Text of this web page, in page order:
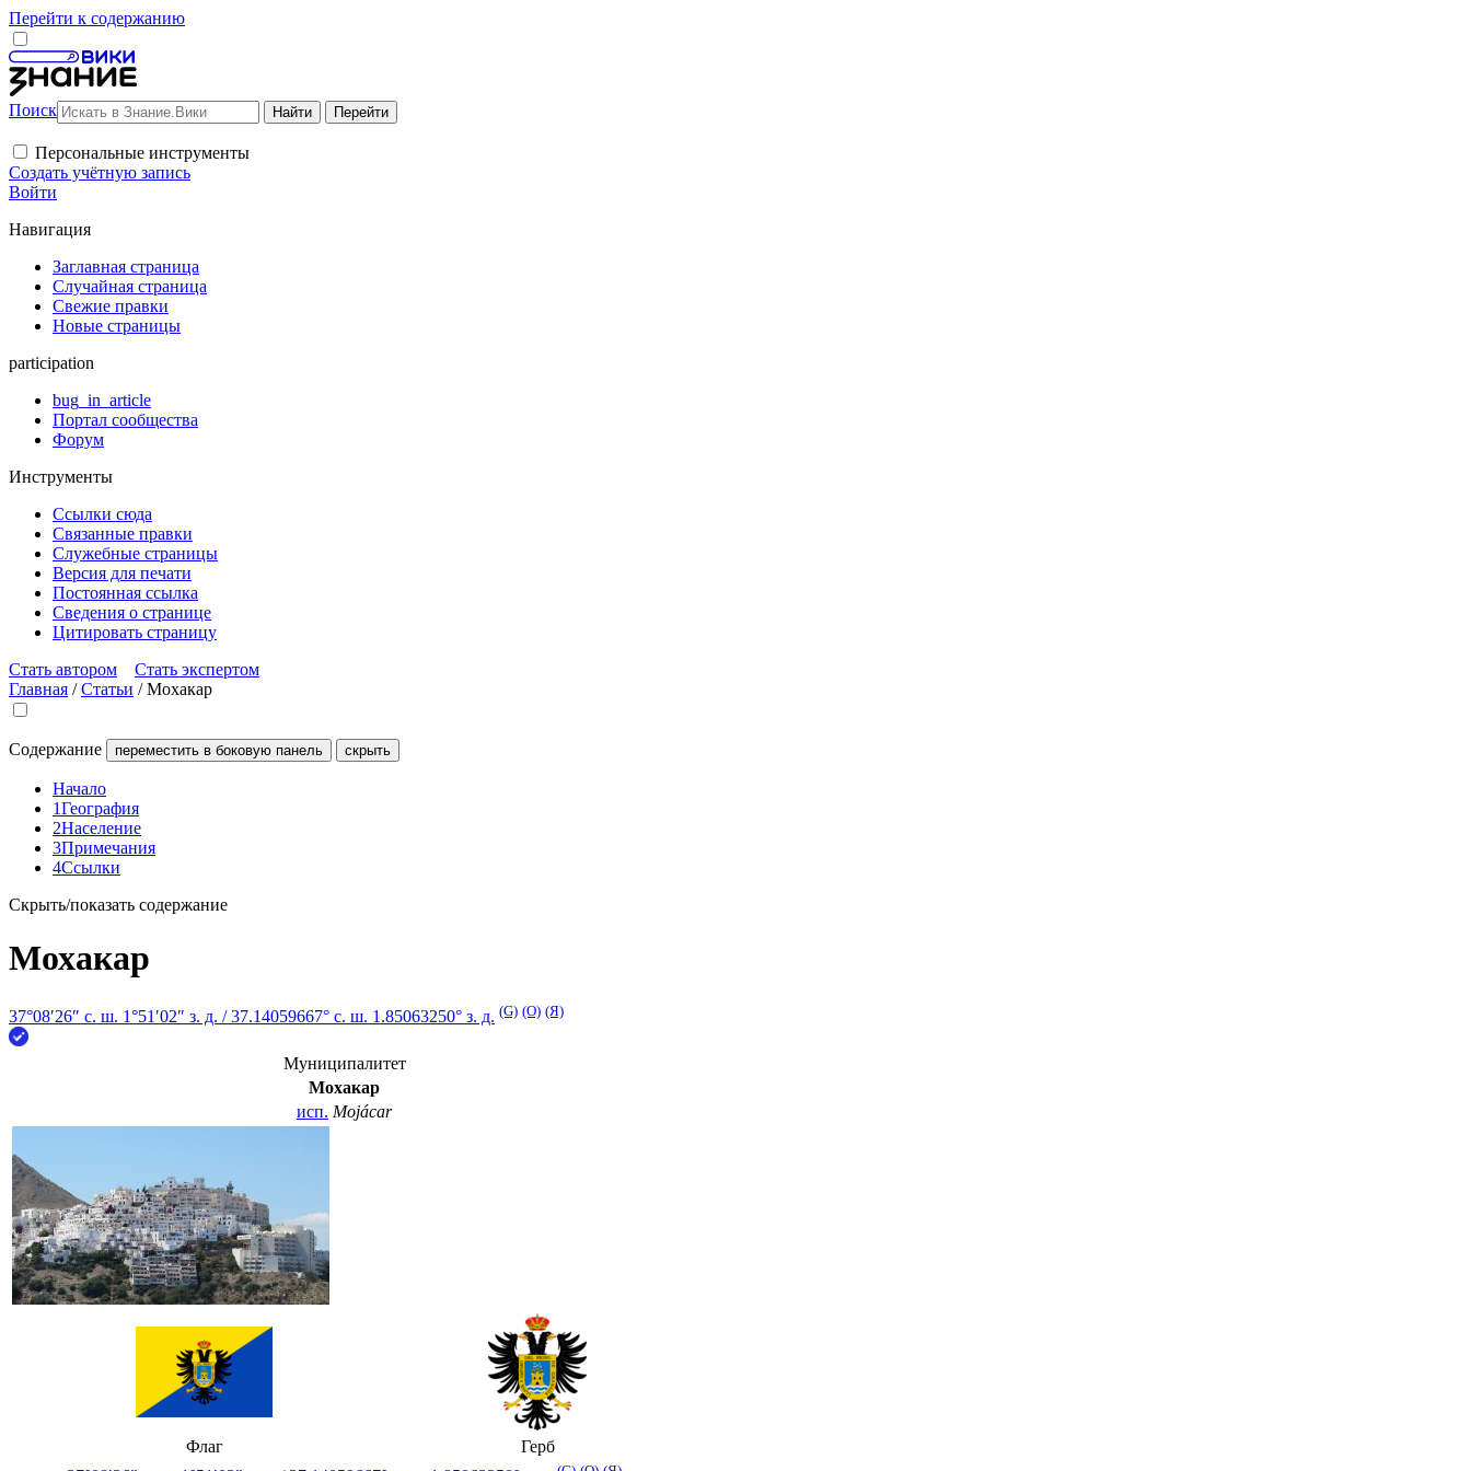
Перейти к содержанию
Поиск
Персональные инструменты
Создать учётную запись
Войти
Навигация
Заглавная страница
Случайная страница
Свежие правки
Новые страницы
participation
bug_in_article
Портал сообщества
Форум
Инструменты
Ссылки сюда
Связанные правки
Служебные страницы
Версия для печати
Постоянная ссылка
Сведения о странице
Цитировать страницу
Стать автором
Стать экспертом
Главная /Статьи /Мохакар
Содержание переместить в боковую панель скрыть
Начало
1География
2Население
3Примечания
4Ссылки
Скрыть/показать содержание
Мохакар
37°08′26″ с. ш. 1°51′02″ з. д. /37.14059667° с. ш. 1.85063250° з. д. (G) (O) (Я)
Муниципалитет
Мохакар
исп. Mojácar
Флаг
Герб